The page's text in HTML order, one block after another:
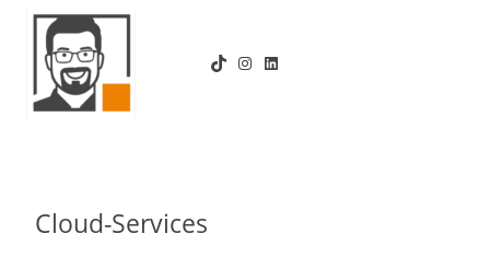
Zum
Inhalt
springen
TikTokInstagram
LinkedIn
Cloud-Services